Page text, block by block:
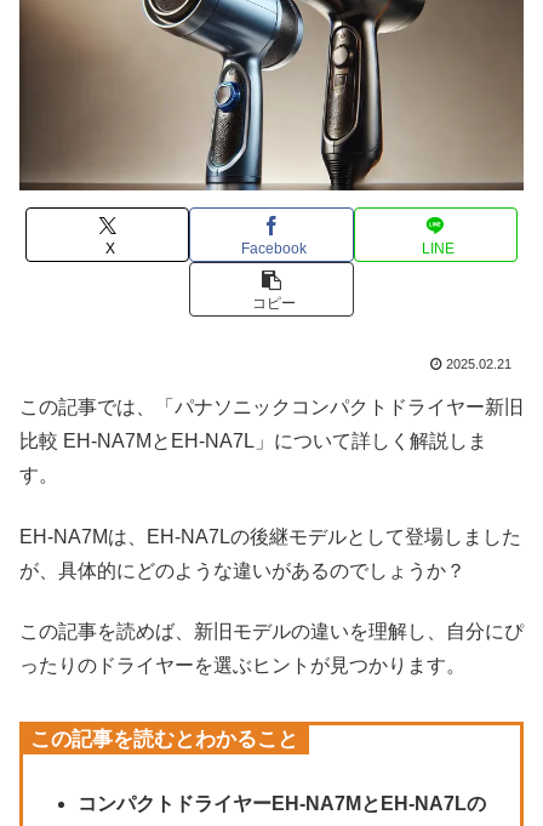
X Facebook LINE
コピー
2025.02.21
この記事では、「パナソニックコンパクトドライヤー新旧
比較 EH-NA7MとEH-NA7L」について詳しく解説しま
す。
EH-NA7Mは、EH-NA7Lの後継モデルとして登場しました
が、具体的にどのような違いがあるのでしょうか？
この記事を読めば、新旧モデルの違いを理解し、自分にぴ
ったりのドライヤーを選ぶヒントが見つかります。
この記事を読むとわかること
コンパクトドライヤーEH-NA7MとEH-NA7Lの